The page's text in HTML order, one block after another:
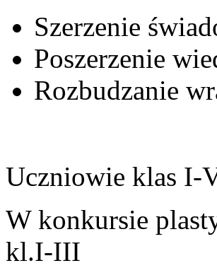
Szerzenie
Poszerzenie
Rozbudzanie
Uczniowie klas I-
W konkursie
kl.I-III